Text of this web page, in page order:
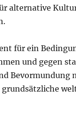
alternative
für ein
und gegen
Bevormundung